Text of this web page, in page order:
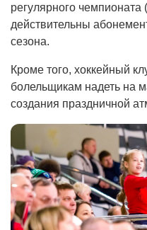
регулярного чемпионата
действительны
сезона.
Кроме того, хоккейный
болельщикам надеть на
создания праздничной